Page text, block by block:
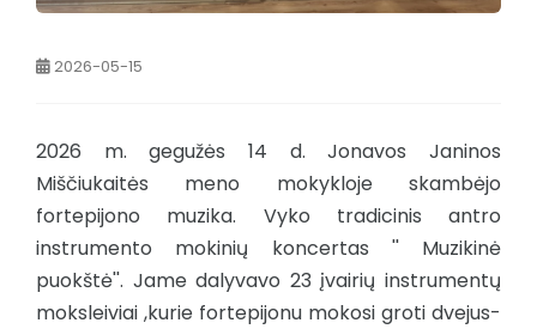
2026-05-15
2026 m. gegužės 14 d. Jonavos Janinos
Miščiukaitės meno mokykloje skambėjo
fortepijono muzika. Vyko tradicinis antro
instrumento mokinių koncertas '' Muzikinė
puokštė''. Jame dalyvavo 23 įvairių instrumentų
moksleiviai ,kurie fortepijonu mokosi groti dvejus-